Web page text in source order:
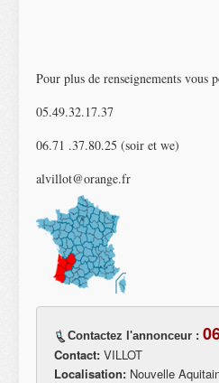
Pour plus de renseignements vous
05.49.32.17.37
06.71 .37.80.25 (soir et we)
alvillot@orange.fr
Contactez l'annonceur :
Contact: VILLOT
Localisation: Nouvelle